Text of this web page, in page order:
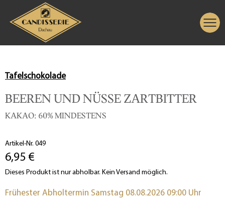
Tafelschokolade
BEEREN UND NÜSSE ZARTBITTER
KAKAO: 60% MINDESTENS
Artikel-Nr. 049
6,95 €
Dieses Produkt ist nur abholbar. Kein Versand möglich.
Frühester Abholtermin Samstag 08.08.2026 09:00 Uhr